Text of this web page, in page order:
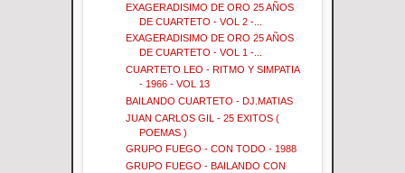
EXAGERADISIMO DE ORO 25 AÑOS
DE CUARTETO - VOL 2 -...
EXAGERADISIMO DE ORO 25 AÑOS
DE CUARTETO - VOL 1 -...
CUARTETO LEO - RITMO Y SIMPATIA
- 1966 - VOL 13
BAILANDO CUARTETO - DJ.MATIAS
JUAN CARLOS GIL - 25 EXITOS (
POEMAS )
GRUPO FUEGO - CON TODO - 1988
GRUPO FUEGO - BAILANDO CON